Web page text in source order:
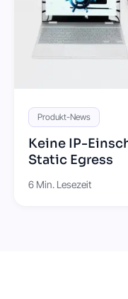
Produkt-News
Keine IP-
Static Egress
6 Min. Lesezeit